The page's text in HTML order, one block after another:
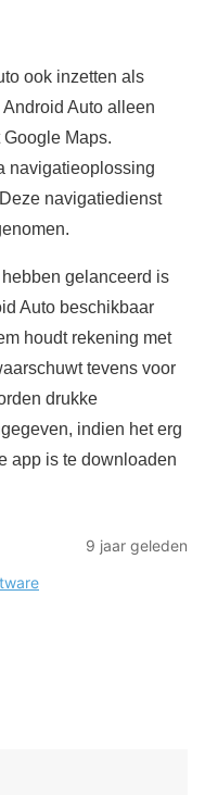
ook inzetten als
Auto alleen
Maps.
navigatieoplossing
navigatiedienst
gelanceerd is
Auto beschikbaar
houdt rekening met
tevens voor
drukke
indien het erg
app is te downloaden
9 jaar geleden